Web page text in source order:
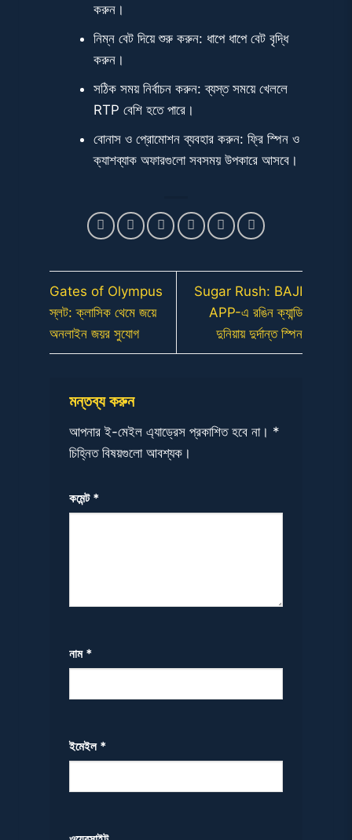
করুন।
নিম্ন বেট দিয়ে শুরু করুন: ধাপে ধাপে বেট বৃদ্ধি
করুন।
সঠিক সময় নির্বাচন করুন: ব্যস্ত সময়ে খেললে
RTP বেশি হতে পারে।
বোনাস ও প্রোমোশন ব্যবহার করুন: ফ্রি স্পিন ও
ক্যাশব্যাক অফারগুলো সবসময় উপকারে আসবে।
Gates of Olympus
স্লট: ক্লাসিক থেমে জয়ে
অনলাইন জয়র সুযোগ
Sugar Rush: BAJI
APP-এ রঙিন ক্যান্ডি
দুনিয়ায় দুর্দান্ত স্পিন
মন্তব্য করুন
আপনার ই-মেইল এ্যাড্রেস প্রকাশিত হবে না। *
চিহ্নিত বিষয়গুলো আবশ্যক।
কমেন্ট *
নাম *
ইমেইল *